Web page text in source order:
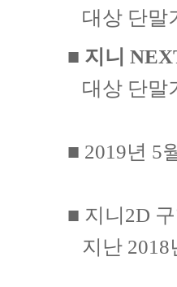
대상 단말
■ 지니
대상 단말
■ 2019년 5
■ 지니2D
지난 2018